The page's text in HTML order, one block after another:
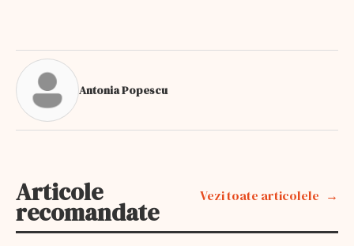
Antonia Popescu
Articole
recomandate
Vezi toate articolele